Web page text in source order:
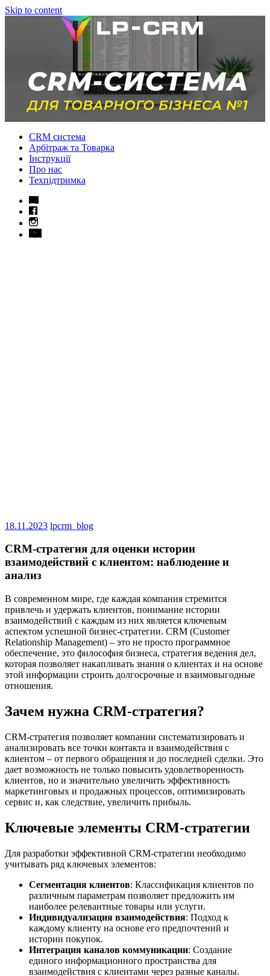
Skip to content
CRM система
Арбітраж та Товарка
Інструкції
Про нас
Техпідтримка
18.11.2023 lpcrm_blog
CRM-стратегия для оценки истории
взаимодействий с клиентом: наблюдение и
анализ
В современном мире, где каждая компания стремится
привлечь и удержать клиентов, понимание истории
взаимодействий с каждым из них является ключевым
аспектом успешной бизнес-стратегии. CRM (Customer
Relationship Management) – это не просто программное
обеспечение, это философия бизнеса, стратегия ведения дел,
которая позволяет накапливать знания о клиентах и на основе
этой информации строить долгосрочные и взаимовыгодные
отношения.
Зачем нужна CRM-стратегия?
CRM-стратегия позволяет компании систематизировать и
анализировать все точки контакта и взаимодействия с
клиентом – от первого обращения и до последней сделки. Это
дает возможность не только повысить удовлетворенность
клиентов, но и значительно увеличить эффективность
маркетинговых и продажных процессов, оптимизировать
сервис и, как следствие, увеличить прибыль.
Ключевые элементы CRM-стратегии
Для разработки эффективной CRM-стратегии необходимо
учитывать ряд ключевых элементов:
Сегментация клиентов: Классификация клиентов по
различным параметрам позволяет предложить им
наиболее релевантные товары или услуги.
Индивидуализация взаимодействия: Подход к
каждому клиенту на основе его предпочтений и
истории покупок.
Интеграция каналов коммуникации: Создание
единого информационного пространства для
взаимодействия с клиентами через разные каналы.